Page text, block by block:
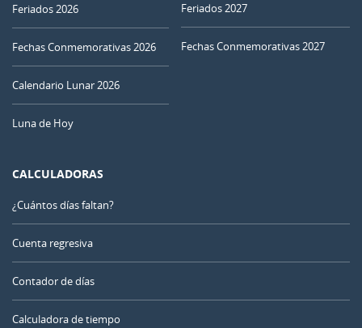
Feriados 2026
Fechas Conmemorativas 2026
Calendario Lunar 2026
Luna de Hoy
Feriados 2027
Fechas Conmemorativas 2027
CALCULADORAS
¿Cuántos días faltan?
Cuenta regresiva
Contador de días
Calculadora de tiempo